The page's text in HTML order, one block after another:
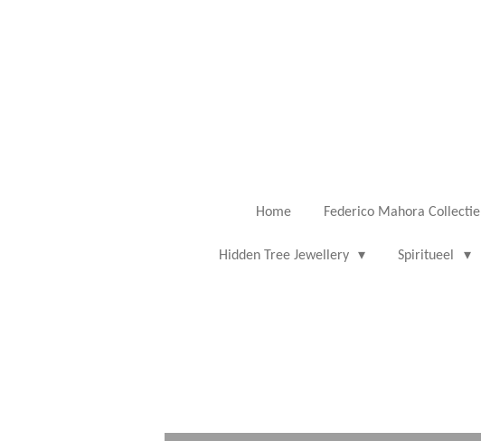
Home Federico Mahora Collectie
Hidden Tree Jewellery Spiritueel